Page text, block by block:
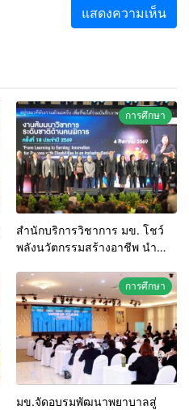
การศึกษา
สำนักบริการวิชาการ มข. โชว์
พลังนวัตกรรมสร้างอาชีพ นำ
ชาติ NCPD 2026 เปลี่ยน “ผ้า
เหลือ” สู่รายได้ที่ยั่งยืน
การศึกษา
มข.จัดอบรมพัฒนาพยาบาลสู่